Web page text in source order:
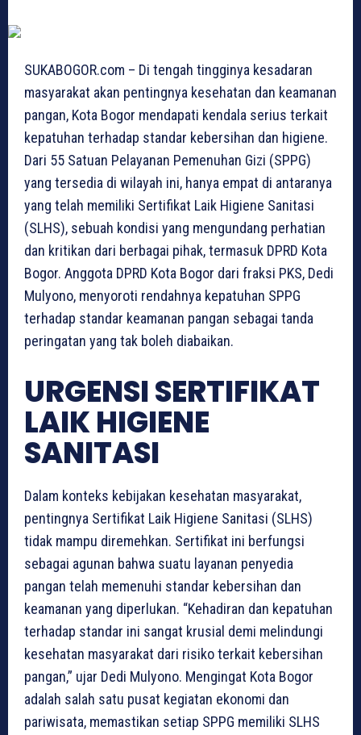
SUKABOGOR.com – Di tengah tingginya kesadaran
masyarakat akan pentingnya kesehatan dan keamanan
pangan, Kota Bogor mendapati kendala serius terkait
kepatuhan terhadap standar kebersihan dan higiene.
Dari 55 Satuan Pelayanan Pemenuhan Gizi (SPPG)
yang tersedia di wilayah ini, hanya empat di antaranya
yang telah memiliki Sertifikat Laik Higiene Sanitasi
(SLHS), sebuah kondisi yang mengundang perhatian
dan kritikan dari berbagai pihak, termasuk DPRD Kota
Bogor. Anggota DPRD Kota Bogor dari fraksi PKS, Dedi
Mulyono, menyoroti rendahnya kepatuhan SPPG
terhadap standar keamanan pangan sebagai tanda
peringatan yang tak boleh diabaikan.
URGENSI SERTIFIKAT
LAIK HIGIENE
SANITASI
Dalam konteks kebijakan kesehatan masyarakat,
pentingnya Sertifikat Laik Higiene Sanitasi (SLHS)
tidak mampu diremehkan. Sertifikat ini berfungsi
sebagai agunan bahwa suatu layanan penyedia
pangan telah memenuhi standar kebersihan dan
keamanan yang diperlukan. “Kehadiran dan kepatuhan
terhadap standar ini sangat krusial demi melindungi
kesehatan masyarakat dari risiko terkait kebersihan
pangan,” ujar Dedi Mulyono. Mengingat Kota Bogor
adalah salah satu pusat kegiatan ekonomi dan
pariwisata, memastikan setiap SPPG memiliki SLHS